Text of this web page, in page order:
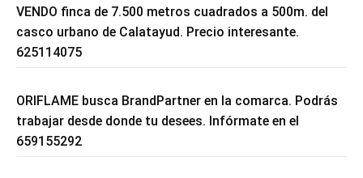
VENDO finca de 7.500 metros cuadrados a 500m. del
casco urbano de Calatayud. Precio interesante.
625114075
ORIFLAME busca BrandPartner en la comarca. Podrás
trabajar desde donde tu desees. Infórmate en el
659155292